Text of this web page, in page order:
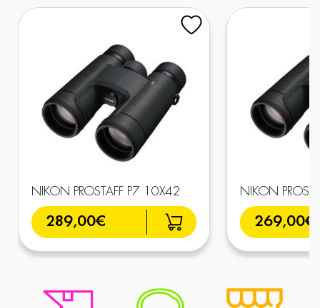
NIKON PROSTAFF P7 10X42
289,00€
NIKON
269,00€